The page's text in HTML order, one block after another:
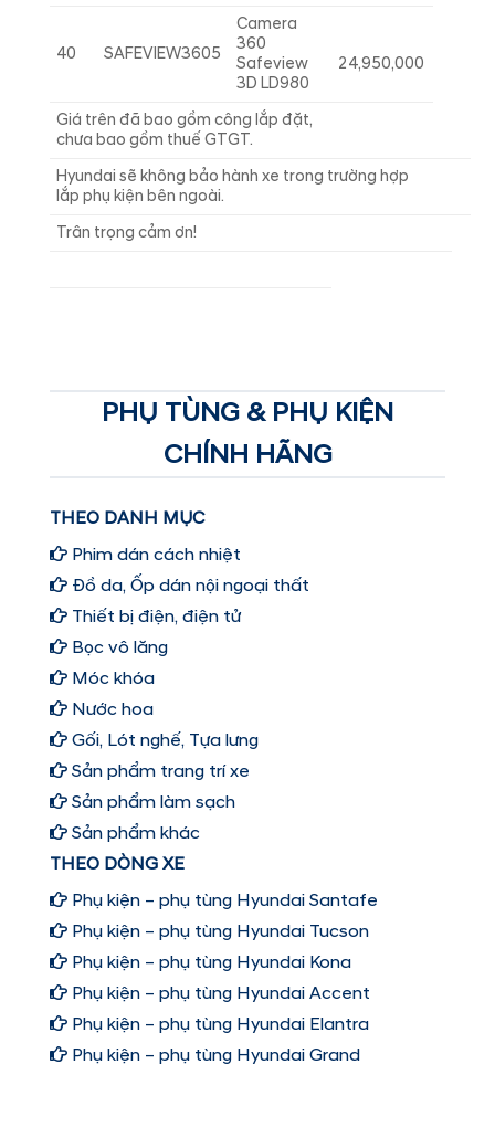
40 SAFEVIEW3605
Camera
360
Safeview
3D LD980
24,950,000
Giá trên đã bao gồm công lắp đặt,
chưa bao gồm thuế GTGT.
Hyundai sẽ không bảo hành xe trong trường hợp
lắp phụ kiện bên ngoài.
Trân trọng cảm ơn!
PHỤ TÙNG & PHỤ KIỆN
CHÍNH HÃNG
THEO DANH MỤC
Phim dán cách nhiệt
Đồ da, Ốp dán nội ngoại thất
Thiết bị điện, điện tử
Bọc vô lăng
Móc khóa
Nước hoa
Gối, Lót nghế, Tựa lưng
Sản phẩm trang trí xe
Sản phẩm làm sạch
Sản phẩm khác
THEO DÒNG XE
Phụ kiện – phụ tùng Hyundai Santafe
Phụ kiện – phụ tùng Hyundai Tucson
Phụ kiện – phụ tùng Hyundai Kona
Phụ kiện – phụ tùng Hyundai Accent
Phụ kiện – phụ tùng Hyundai Elantra
Phụ kiện – phụ tùng Hyundai Grand